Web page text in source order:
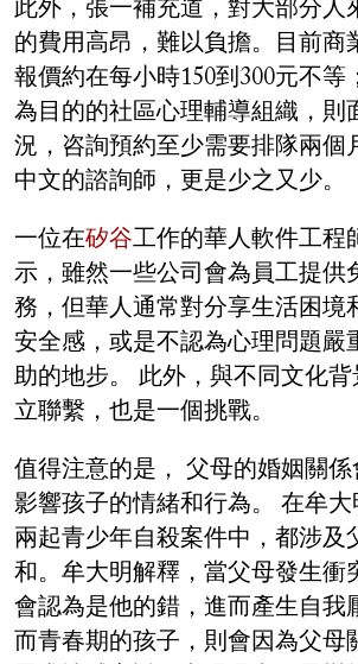
此外，張一補充道，對大部分人
的費用高昂，難以負擔。目前商
報價約在每小時150到300元不等
為目的的社區心理輔導組織，則
況，咨詢預約至少需要排隊兩個
中文的諮詢師，更是少之又少。
一位在矽谷工作的華人軟件工程
示，雖然一些公司會為員工提供
務，但華人通常對分享生活困境
安全感，或是不認為心理問題嚴
助的地步。 此外，與不同文化
立聯繫，也是一個挑戰。
值得注意的是， 父母的婚姻關
影響孩子的情緒和行為。 在牟大
兩起青少年自殺案件中，都涉及
和。牟大明解釋，當父母發生衝
會認為是他的錯，進而產生自我
而青春期的孩子，則會因為父母